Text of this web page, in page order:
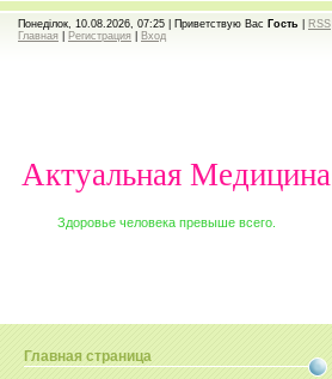
Понеділок, 10.08.2026, 07:25 | Приветствую Вас Гость
RSS
Главная
Регистрация Вход
Актуальная Медицина
Здоровье человека превыше всего.
Главная страница